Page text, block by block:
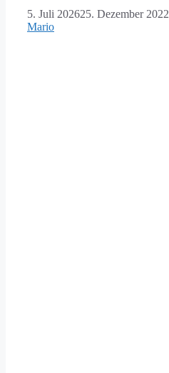
5. Juli 202625. Dezember 2022
Mario